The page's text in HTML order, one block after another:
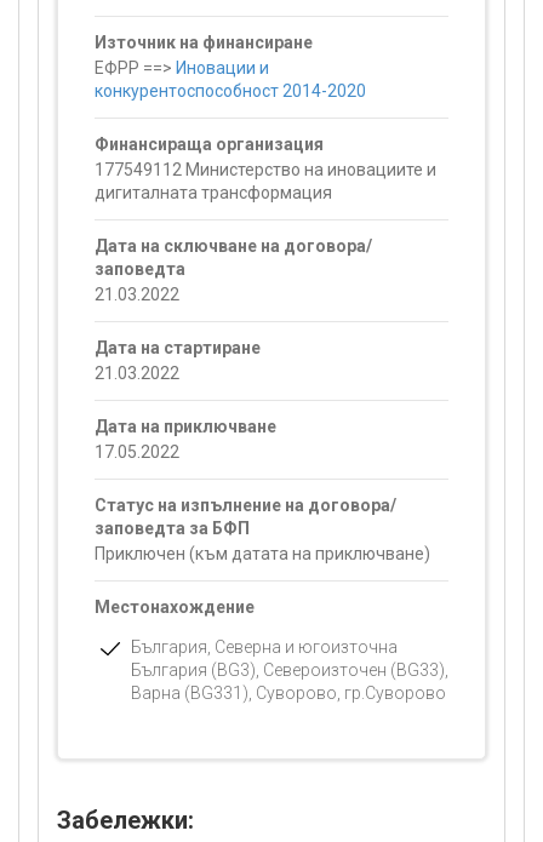
Източник на финансиране
ЕФРР ==> Иновации и
конкурентоспособност 2014-2020
Финансираща организация
177549112 Министерство на иновациите и
дигиталната трансформация
Дата на сключване на договора/
заповедта
21.03.2022
Дата на стартиране
21.03.2022
Дата на приключване
17.05.2022
Статус на изпълнение на договора/
заповедта за БФП
Приключен (към датата на приключване)
Местонахождение
България, Северна и югоизточна
България (BG3), Североизточен (BG33),
Варна (BG331), Суворово, гр.Суворово
Забележки: